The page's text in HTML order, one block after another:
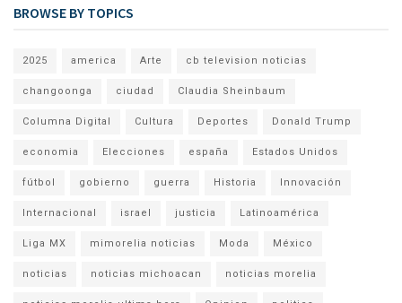
BROWSE BY TOPICS
2025 america Arte cb television noticias
changoonga ciudad Claudia Sheinbaum
Columna Digital Cultura Deportes Donald Trump
economia Elecciones españa Estados Unidos
fútbol gobierno guerra Historia Innovación
Internacional israel justicia Latinoamérica
Liga MX mimorelia noticias Moda México
noticias noticias michoacan noticias morelia